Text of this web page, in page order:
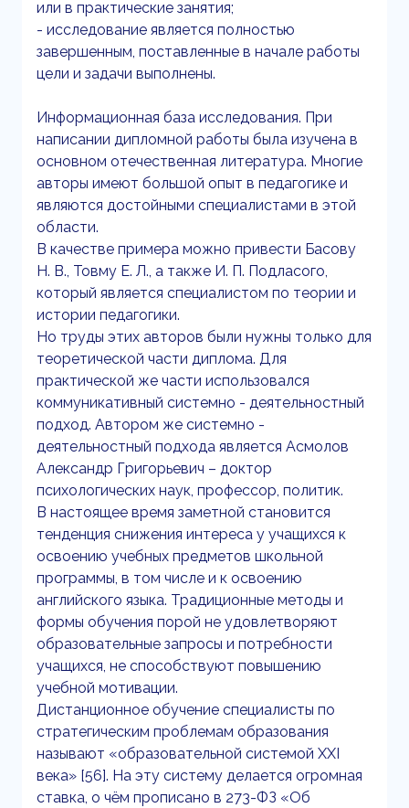
или в практические занятия;
- исследование является полностью
завершенным, поставленные в начале работы
цели и задачи выполнены.
Информационная база исследования. При
написании дипломной работы была изучена в
основном отечественная литература. Многие
авторы имеют большой опыт в педагогике и
являются достойными специалистами в этой
области.
В качестве примера можно привести Басову
Н. В., Товму Е. Л., а также И. П. Подласого,
который является специалистом по теории и
истории педагогики.
Но труды этих авторов были нужны только для
теоретической части диплома. Для
практической же части использовался
коммуникативный системно - деятельностный
подход. Автором же системно -
деятельностный подхода является Асмолов
Александр Григорьевич – доктор
психологических наук, профессор, политик.
В настоящее время заметной становится
тенденция снижения интереса у учащихся к
освоению учебных предметов школьной
программы, в том числе и к освоению
английского языка. Традиционные методы и
формы обучения порой не удовлетворяют
образовательные запросы и потребности
учащихся, не способствуют повышению
учебной мотивации.
Дистанционное обучение специалисты по
стратегическим проблемам образования
называют «образовательной системой XXI
века» [56]. На эту систему делается огромная
ставка, о чём прописано в 273-ФЗ «Об